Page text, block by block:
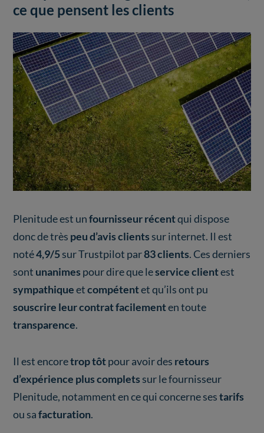
ce que pensent les clients
Plenitude est unfournisseur récentqui dispose
donc de très peu d’avis clients sur internet. Il est
noté4,9/5sur Trustpilot par83 clients. Ces derniers
sont unanimes pour dire que leservice clientest
sympathiqueetcompétentet qu’ils ont pu
souscrire leur contrat facilementen toute
transparence.
Il est encoretrop tôtpour avoir des retours
d’expérience plus complets sur le fournisseur
Plenitude, notamment en ce qui concerne sestarifs
ou safacturation.